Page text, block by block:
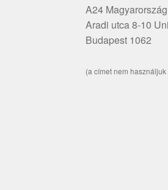
A24 Magyarország
Aradi utca 8-10
Budapest 1062
(a címet nem